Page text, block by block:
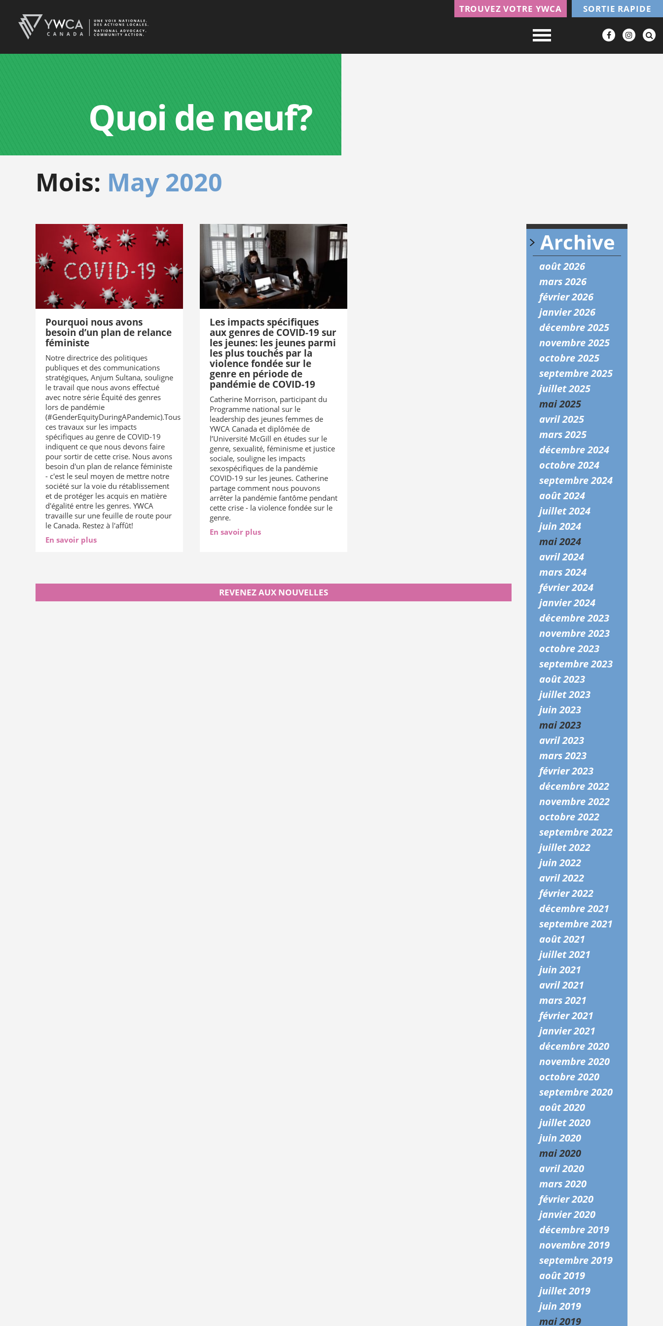
TROUVEZ VOTRE YWCA SORTIE RAPIDE
Quoi de neuf?
Mois: May 2020
Archive
août 2026
mars 2026
février 2026
janvier 2026
décembre 2025
novembre 2025
octobre 2025
septembre 2025
juillet 2025
mai 2025
avril 2025
mars 2025
décembre 2024
octobre 2024
septembre 2024
août 2024
juillet 2024
juin 2024
mai 2024
avril 2024
mars 2024
février 2024
janvier 2024
décembre 2023
novembre 2023
octobre 2023
septembre 2023
août 2023
juillet 2023
juin 2023
mai 2023
avril 2023
mars 2023
février 2023
décembre 2022
novembre 2022
octobre 2022
septembre 2022
juillet 2022
juin 2022
avril 2022
février 2022
décembre 2021
septembre 2021
août 2021
juillet 2021
juin 2021
avril 2021
mars 2021
février 2021
janvier 2021
décembre 2020
novembre 2020
octobre 2020
septembre 2020
août 2020
juillet 2020
juin 2020
mai 2020
avril 2020
mars 2020
février 2020
janvier 2020
décembre 2019
novembre 2019
septembre 2019
août 2019
juillet 2019
juin 2019
mai 2019
Pourquoi nous avons
besoin d’un plan de relance
féministe
Notre directrice des politiques
publiques et des communications
stratégiques, Anjum Sultana, souligne
le travail que nous avons effectué
avec notre série Équité des genres
lors de pandémie
(#GenderEquityDuringAPandemic).Tous
ces travaux sur les impacts
spécifiques au genre de COVID-19
indiquent ce que nous devons faire
pour sortir de cette crise. Nous avons
besoin d'un plan de relance féministe
- c'est le seul moyen de mettre notre
société sur la voie du rétablissement
et de protéger les acquis en matière
d'égalité entre les genres. YWCA
travaille sur une feuille de route pour
le Canada. Restez à l'affût!
En savoir plus
Les impacts spécifiques
aux genres de COVID-19 sur
les jeunes: les jeunes parmi
les plus touchés par la
violence fondée sur le
genre en période de
pandémie de COVID-19
Catherine Morrison, participant du
Programme national sur le
leadership des jeunes femmes de
YWCA Canada et diplômée de
l’Université McGill en études sur le
genre, sexualité, féminisme et justice
sociale, souligne les impacts
sexospécifiques de la pandémie
COVID-19 sur les jeunes. Catherine
partage comment nous pouvons
arrêter la pandémie fantôme pendant
cette crise - la violence fondée sur le
genre.
En savoir plus
REVENEZ AUX NOUVELLES